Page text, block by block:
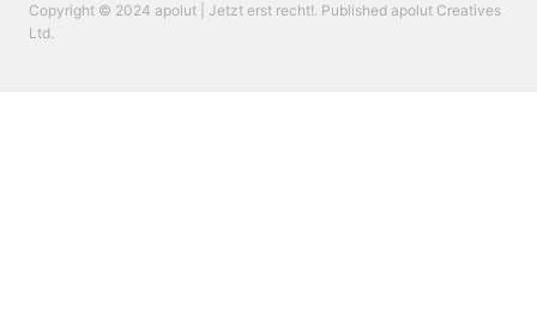
Copyright © 2024 apolut | Jetzt erst recht!. Published apolut Creatives
Ltd.